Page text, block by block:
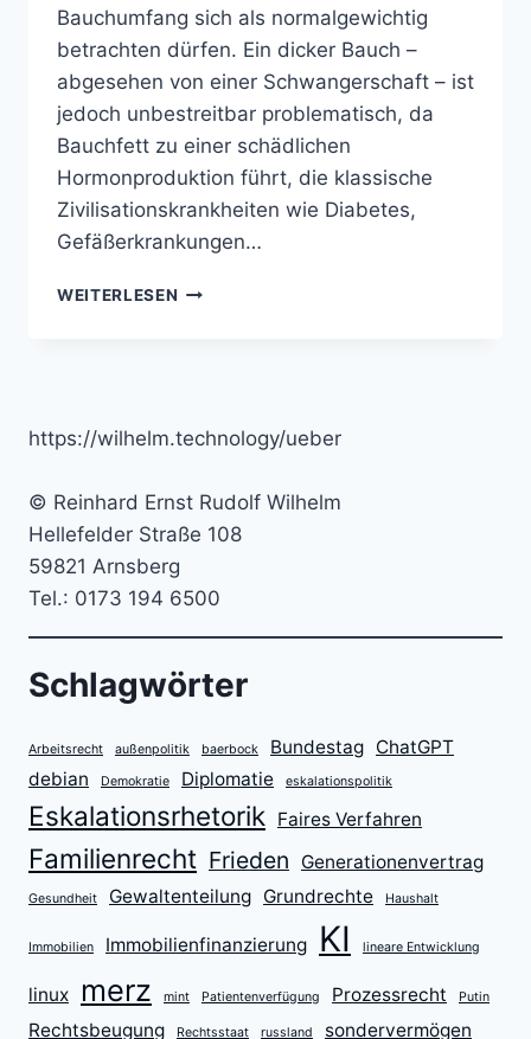
Bauchumfang sich als normalgewichtig
betrachten dürfen. Ein dicker Bauch –
abgesehen von einer Schwangerschaft – ist
jedoch unbestreitbar problematisch, da
Bauchfett zu einer schädlichen
Hormonproduktion führt, die klassische
Zivilisationskrankheiten wie Diabetes,
Gefäßerkrankungen…
WEITERLESEN MIT
–
GEGEN
DEN
BAUCHSPECK
https://wilhelm.technology/ueber
© Reinhard Ernst Rudolf Wilhelm
Hellefelder Straße 108
59821 Arnsberg
Tel.: 0173 194 6500
Schlagwörter
Arbeitsrecht außenpolitik baerbock Bundestag ChatGPT
debian
Demokratie Diplomatie eskalationspolitik
Eskalationsrhetorik Faires Verfahren
Familienrecht Frieden Generationenvertrag
Gesundheit Gewaltenteilung Grundrechte Haushalt
Immobilien Immobilienfinanzierung KI lineare Entwicklung
linux merz mint Patientenverfügung Prozessrecht Putin
Rechtsbeugung Rechtsstaat russland
sondervermögen